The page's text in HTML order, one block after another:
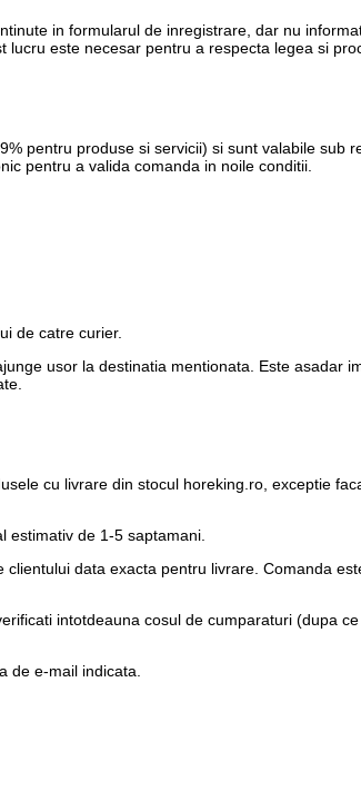
in formularul de inregistrare, dar nu
este necesar pentru a respecta legea si
pentru produse si servicii) si sunt valabile sub
pentru a valida comanda in noile conditii.
de catre curier.
usor la destinatia mentionata. Este asadar
cu livrare din stocul horeking.ro, exceptie
estimativ de 1-5 saptamani.
data exacta pentru livrare. Comanda
intotdeauna cosul de cumparaturi (dupa
de e-mail indicata.